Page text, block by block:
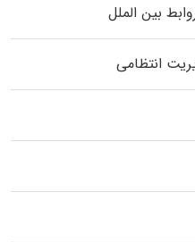
بین الملل
انتظامی